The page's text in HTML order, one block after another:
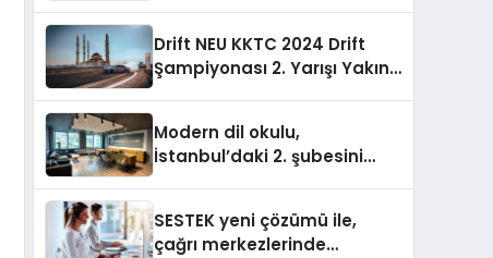
Drift NEU KKTC 2024 Drift
Şampiyonası 2. Yarışı Yakın
Modern dil okulu,
İstanbul’daki 2. şubesini
SESTEK yeni çözümü ile,
çağrı merkezlerinde